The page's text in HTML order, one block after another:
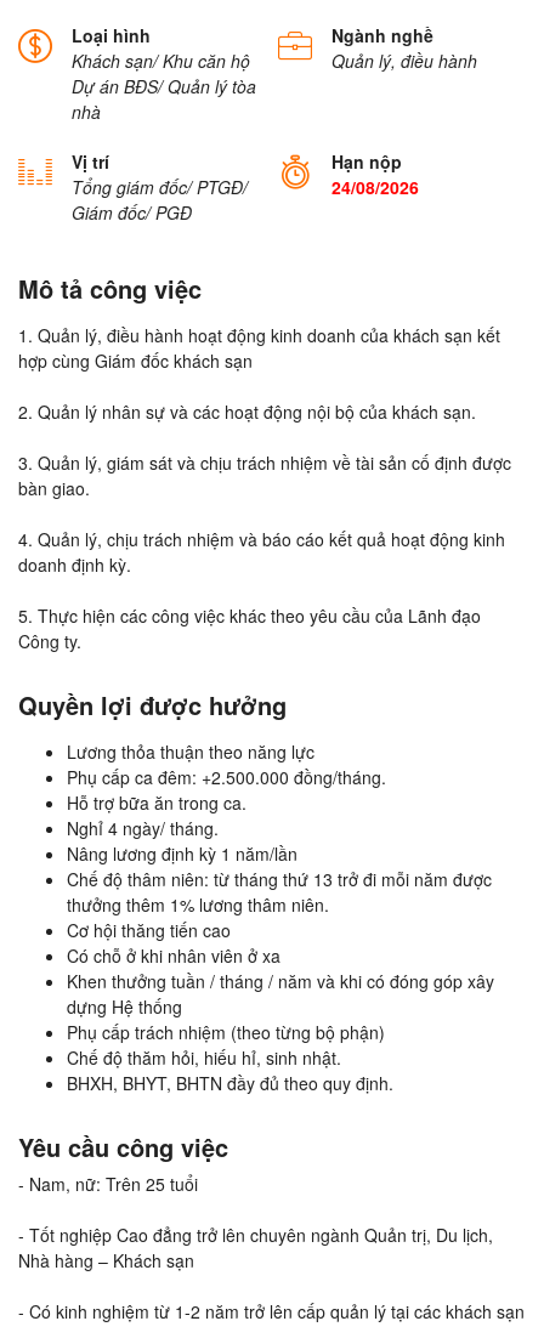
Loại hình
Khách sạn/ Khu căn hộ
Dự án BĐS/ Quản lý tòa
nhà
Ngành nghề
Quản lý, điều hành
Vị trí
Tổng giám đốc/ PTGĐ/
Giám đốc/ PGĐ
Hạn nộp
24/08/2026
Mô tả công việc
1. Quản lý, điều hành hoạt động kinh doanh của khách sạn kết
hợp cùng Giám đốc khách sạn
2. Quản lý nhân sự và các hoạt động nội bộ của khách sạn.
3. Quản lý, giám sát và chịu trách nhiệm về tài sản cố định được
bàn giao.
4. Quản lý, chịu trách nhiệm và báo cáo kết quả hoạt động kinh
doanh định kỳ.
5. Thực hiện các công việc khác theo yêu cầu của Lãnh đạo
Công ty.
Quyền lợi được hưởng
Lương thỏa thuận theo năng lực
Phụ cấp ca đêm: +2.500.000 đồng/tháng.
Hỗ trợ bữa ăn trong ca.
Nghỉ 4 ngày/ tháng.
Nâng lương định kỳ 1 năm/lần
Chế độ thâm niên: từ tháng thứ 13 trở đi mỗi năm được
thưởng thêm 1% lương thâm niên.
Cơ hội thăng tiến cao
Có chỗ ở khi nhân viên ở xa
Khen thưởng tuần / tháng / năm và khi có đóng góp xây
dựng Hệ thống
Phụ cấp trách nhiệm (theo từng bộ phận)
Chế độ thăm hỏi, hiếu hỉ, sinh nhật.
BHXH, BHYT, BHTN đầy đủ theo quy định.
Yêu cầu công việc
- Nam, nữ: Trên 25 tuổi
- Tốt nghiệp Cao đẳng trở lên chuyên ngành Quản trị, Du lịch,
Nhà hàng – Khách sạn
- Có kinh nghiệm từ 1-2 năm trở lên cấp quản lý tại các khách sạn